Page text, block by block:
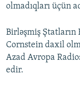
olmadıqları üçün
Birləşmiş Ştatların
Cornstein daxil
Azad Avropa
edir.